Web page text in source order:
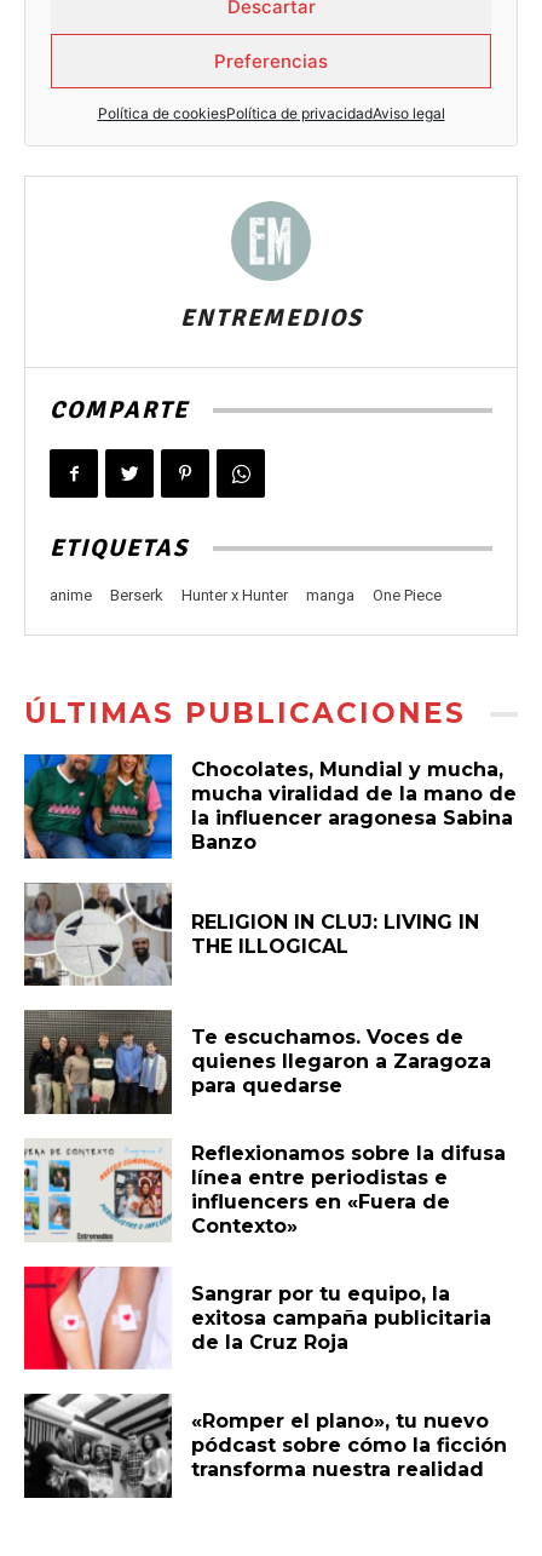
ENTREMEDIOS
COMPARTE
ETIQUETAS
anime Berserk Hunter x Hunter manga One Piece
ÚLTIMAS PUBLICACIONES
Chocolates, Mundial y mucha,
mucha viralidad de la mano de
la influencer aragonesa Sabina
Banzo
RELIGION IN CLUJ: LIVING IN
THE ILLOGICAL
Te escuchamos. Voces de
quienes llegaron a Zaragoza
para quedarse
Reflexionamos sobre la difusa
línea entre periodistas e
influencers en «Fuera de
Contexto»
Sangrar por tu equipo, la
exitosa campaña publicitaria
de la Cruz Roja
«Romper el plano», tu nuevo
pódcast sobre cómo la ficción
transforma nuestra realidad